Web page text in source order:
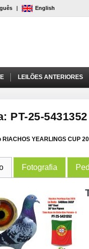
| English
LEILÕES ANTERIORES
PT-25-
RIACHOS YEARLINGS CUP
Fotografia